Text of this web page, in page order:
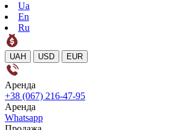
Ua
En
Ru
UAH USD EUR
Аренда
+38 (067) 216-47-95
Аренда
Whatsapp